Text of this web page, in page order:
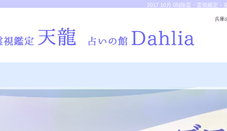
2017 10月 05|除霊・霊視鑑定・
兵庫